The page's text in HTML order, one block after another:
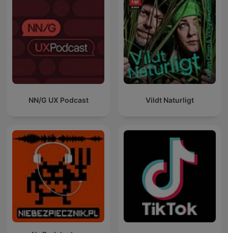
NN/G UX Podcast Vildt Naturligt